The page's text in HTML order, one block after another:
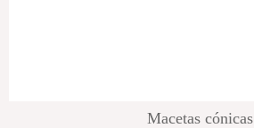
Macetas cónicas